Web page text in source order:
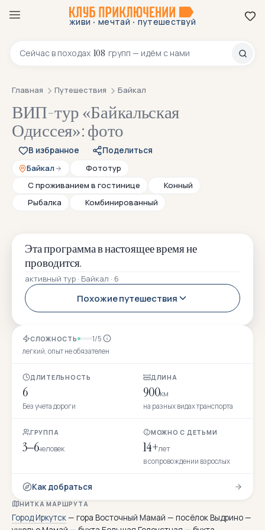
живи · мечтай · путешествуй
Сейчас в походах 108 групп — идём с нами
8 800 200-70-23
Главная Путешествия Байкал
ВИП-тур «Байкальская
Одиссея»: фото
В избранное
Поделиться
Байкал
Фототур
С проживанием в гостинице
Конный
Рыбалка
Комбинированный
СЛОЖНОСТЬ 1/5
легкий, опыт не обязателен
ДЛИТЕЛЬНОСТЬ
6
Без учета дороги
ДЛИНА
900км
на разных видах транспорта
ГРУППА
3–6человек
МОЖНО С ДЕТЬМИ
14+лет
в сопровождении взрослых
Как добраться
НИТКА МАРШРУТА
Город Иркутск— гора Восточный Мамай — посёлок Выдрино —
Эта программа в настоящее время не
проводится.
активный тур · Байкал · 6
Похожие путешествия